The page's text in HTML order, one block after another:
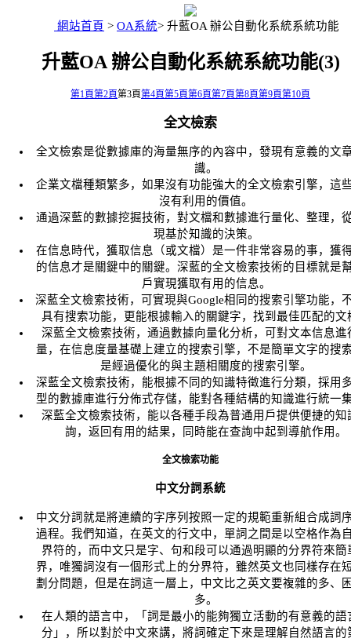
網站首頁 > OA系統> 升藍OA 辦公自動化系統系統功能
升藍OA 辦公自動化系統系統功能(3)
第1頁第2頁第3頁第4頁第5頁第6頁第7頁第8頁第9頁第10頁
全文檢索
全文檢索是從數據庫的海量無序的內容中，發現有意義的文
識。
企業文檔種類繁多，如果沒有功能強大的全文檢索引擎，這
沒有利用的價值。
通過深藍的數據挖掘技術，對文檔和數據進行量化、整理，
現基於知識的決策。
在信息時代，獲取信息（或文檔）是一件非常容易的事，獲
的信息才是關鍵中的關鍵。深藍的全文檢索技術的目標就是
戶實現獲取有用的信息。
深藍全文檢索技術，可實現與Google相同的搜索引擎功能，
具有搜索功能，更能根據輸入的關鍵字，找到最佳匹配的文
深藍全文檢索技術，通過數據向量化分析，可對文本信息進
量，在信息度量基礎上建立的搜索引擎，不是簡單文字的搜
是經過優化的與主題相關度的搜索引擎。
深藍全文檢索技術，能根據不同的知識特徵進行分類，採用
型的數據庫進行分佈式存儲，能對各種結構的知識進行統一
深藍全文檢索技術，能以各種手段為普通用戶提供便捷的知
詢，返回有用的結果，同時能在查詢中起到導航作用。
全文檢索功能
中文分詞系統
中文分詞就是將連續的字序列按照一定的規範重新組合成詞
過程。我們知道，在英文的行文中，單詞之間是以空格作為
界符的，而中文只是字、句和段可以通過明顯的分界符來簡
界，唯獨詞沒有一個形式上的分界符，雖然英文也同樣存在
劃分問題，但是在詞這一層上，中文比之英文要複雜的多、
多。
在人類的語言中，「詞是最小的能夠獨立活動的有意義的語
分」，所以對於中文來講，將詞確定下來是理解自然語言的